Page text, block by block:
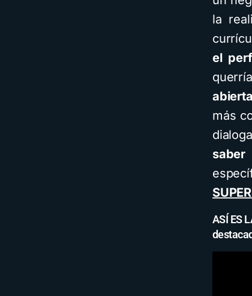
la
el
abierta
más
saber
ASÍ ES